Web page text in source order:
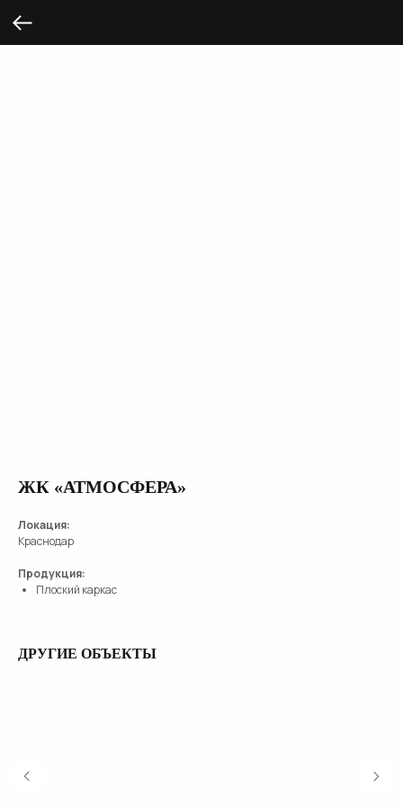
ЖК «АТМОСФЕРА»
Локация:
Краснодар
Продукция:
Плоский каркас
ДРУГИЕ ОБЪЕКТЫ